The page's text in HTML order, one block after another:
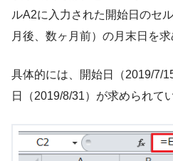
ルA2に入力された開始日のセ
月後、数ヶ月前）の月末日を求
具体的には、開始日（2019/7/
日（2019/8/31）が求められて